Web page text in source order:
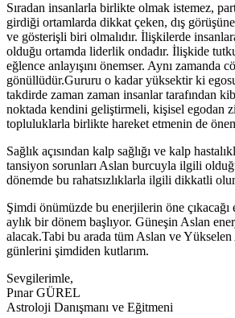
Sıradan insanlarla birlikte olmak istemez,
girdiği ortamlarda dikkat çeken, dış
ve gösterişli biri olmalıdır. İlişkilerde
olduğu ortamda liderlik ondadır. İlişkide
eğlence anlayışını önemser. Aynı zamanda
gönüllüdür.Gururu o kadar yüksektir ki
takdirde zaman zaman insanlar tarafından
noktada kendini geliştirmeli, kişisel egodan
topluluklarla birlikte hareket etmenin de
Sağlık açısından kalp sağlığı ve kalp
tansiyon sorunları Aslan burcuyla ilgili
dönemde bu rahatsızlıklarla ilgili dikkatli
Şimdi önümüzde bu enerjilerin öne
aylık bir dönem başlıyor. Güneşin Aslan
alacak.Tabi bu arada tüm Aslan ve Yükselen
günlerini şimdiden kutlarım.
Sevgilerimle,
Pınar GÜREL
Astroloji Danışmanı ve Eğitmeni